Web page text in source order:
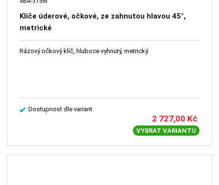
Klíče úderové, očkové, ze zahnutou hlavou 45°,
metrické
Rázový očkový klíč, hluboce vyhnutý, metrický.
Dostupnost dle variant
2 727,00 Kč
VYBRAT VARIANTU